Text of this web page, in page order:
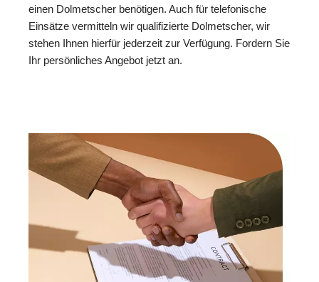
einen Dolmetscher benötigen. Auch für telefonische
Einsätze vermitteln wir qualifizierte Dolmetscher, wir
stehen Ihnen hierfür jederzeit zur Verfügung. Fordern Sie
Ihr persönliches Angebot jetzt an.